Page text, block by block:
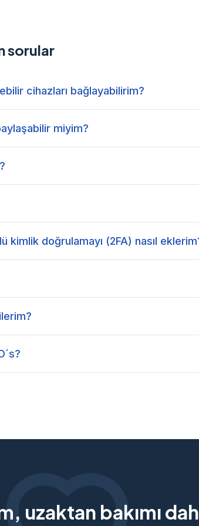
sorular
cihazları bağlayabilirim?
miyim?
kimlik doğrulamayı (2FA) nasıl
uzaktan bakımı